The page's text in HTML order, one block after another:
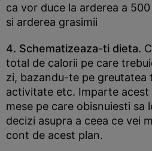
ca vor duce la arderea a
si arderea grasimii
4. Schematizeaza-ti dieta.
total de calorii pe care
zi, bazandu-te pe greutatea
activitate etc. Imparte acest
mese pe care obisnuiesti sa
decizi asupra a ceea ce vei
cont de acest plan.